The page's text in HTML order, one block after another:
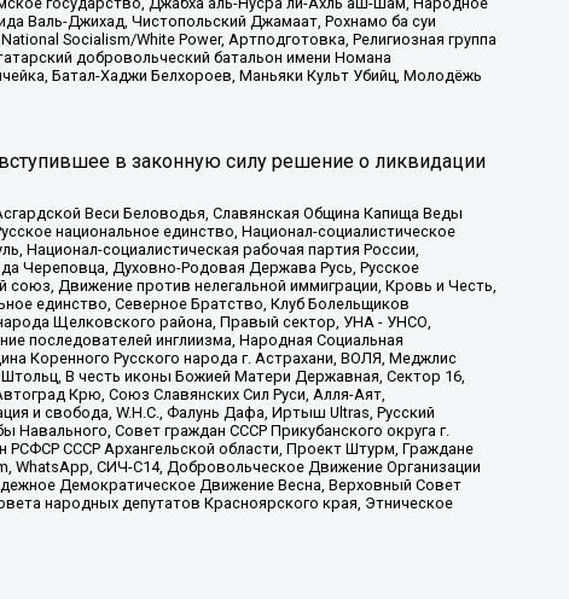
Валь-Джихад, Чистопольский Джамаат, Рохнамо ба суи
Socialism/White Power, Артподготовка, Религиозная группа
добровольческий батальон имени Номана
Батал-Хаджи Белхороев, Маньяки Культ Убийц, Молодёжь
в законную силу решение о ликвидации
Веси Беловодья, Славянская Община Капища Веды
национальное единство, Национал-социалистическое
Национал-социалистическая рабочая партия России,
Череповца, Духовно-Родовая Держава Русь, Русское
Движение против нелегальной иммиграции, Кровь и Честь,
единство, Северное Братство, Клуб Болельщиков
Щелковского района, Правый сектор, УНА - УНСО,
последователей инглиизма, Народная Социальная
Коренного Русского народа г. Астрахани, ВОЛЯ, Меджлис
В честь иконы Божией Матери Державная, Сектор 16,
Крю, Союз Славянских Сил Руси, Алля-Аят,
и свобода, W.H.С., Фалунь Дафа, Иртыш Ultras, Русский
Совет граждан СССР Прикубанского округа г.
СССР Архангельской области, Проект Штурм, Граждане
WhatsApp, СИЧ-С14, Добровольческое Движение Организации
Демократическое Движение Весна, Верховный Совет
народных депутатов Красноярского края, Этническое